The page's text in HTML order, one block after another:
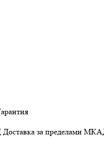
Доставка за пределами